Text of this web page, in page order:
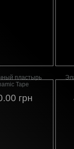
пластырь
Tape
грн